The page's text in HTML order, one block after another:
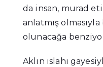
da insan, murad
anlatmış
olunacağa
Aklın ıslahı